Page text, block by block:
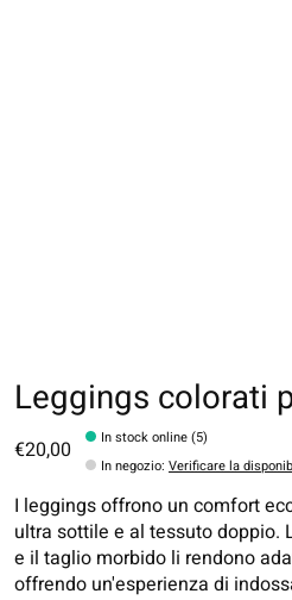
Leggings colorati
€20,00
In stock online (5)
In negozio:Verificare la
I leggings offrono un comfort
ultra sottile e al tessuto doppio.
e il taglio morbido li rendono
offrendo un'esperienza di